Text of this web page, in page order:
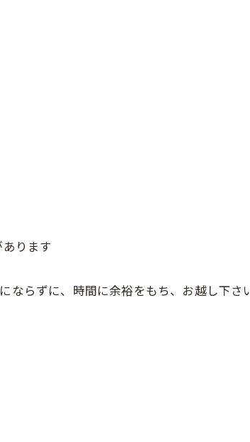
ります
ならずに、時間に余裕をもち、お越し下さ